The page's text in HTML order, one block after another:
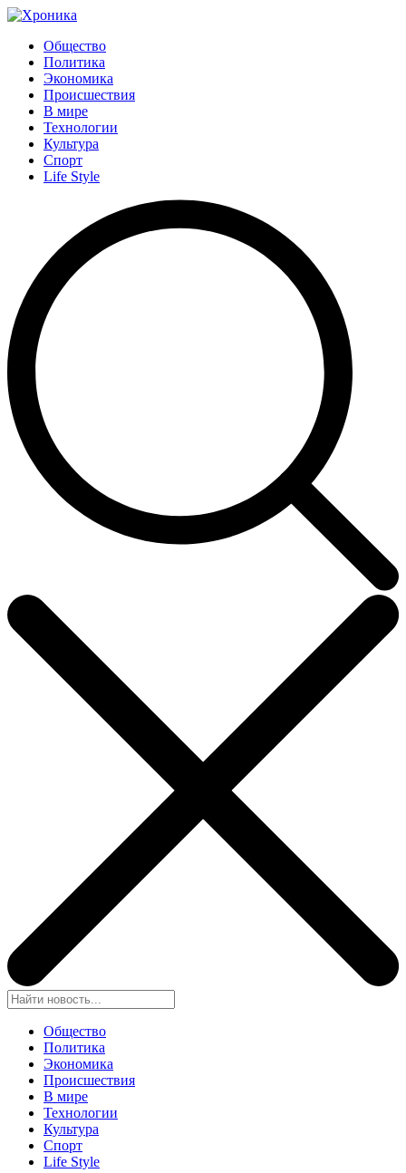
Общество
Политика
Экономика
Происшествия
В мире
Технологии
Культура
Спорт
Life Style
Общество
Политика
Экономика
Происшествия
В мире
Технологии
Культура
Спорт
Life Style